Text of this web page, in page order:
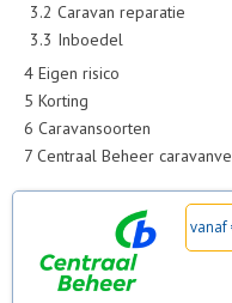
3.2 Caravan reparatie
3.3 Inboedel
4 Eigen risico
5 Korting
6 Caravansoorten
7 Centraal Beheer
vanaf